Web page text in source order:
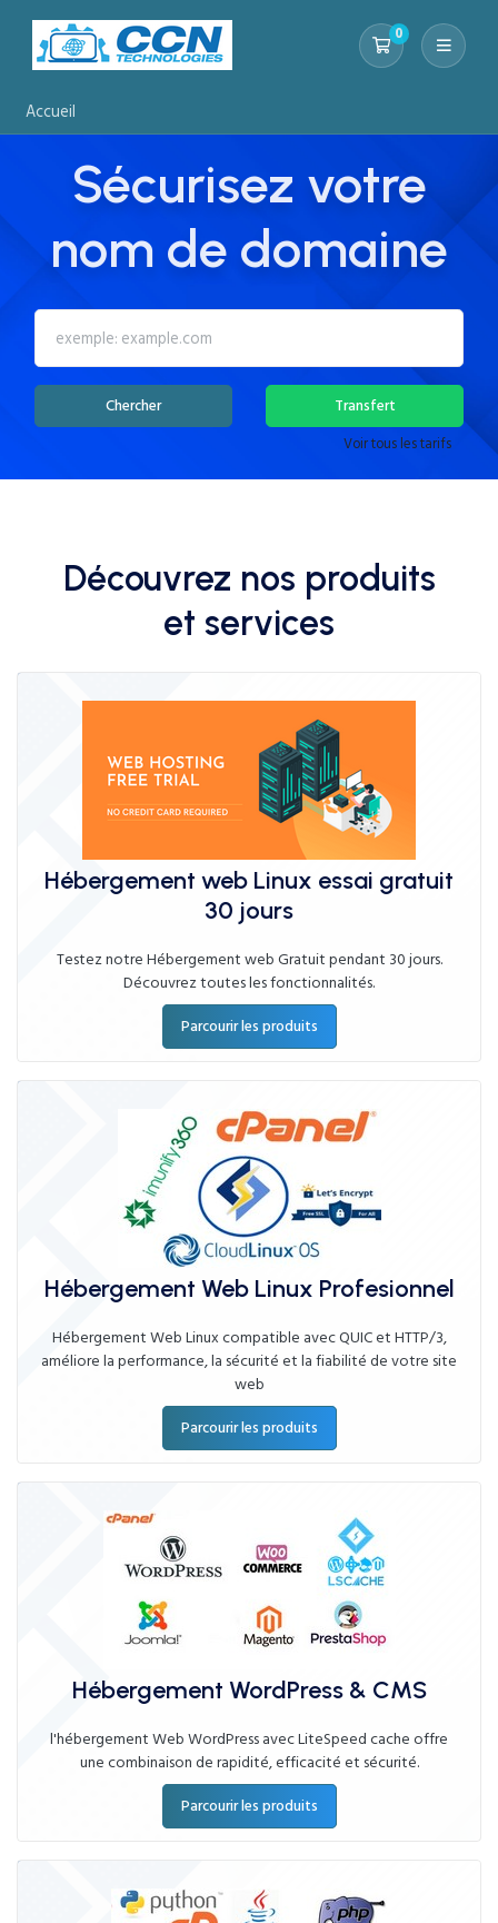
0
Votre panier
Accueil
Sécurisez votre
nom de domaine
Chercher Transfert
Voir tous les tarifs
Découvrez nos produits
et services
Hébergement web Linux essai gratuit
30 jours
Testez notre Hébergement web Gratuit pendant 30 jours.
Découvrez toutes les fonctionnalités.
Parcourir les produits
Hébergement Web Linux Profesionnel
Hébergement Web Linux compatible avec QUIC et HTTP/3,
améliore la performance, la sécurité et la fiabilité de votre site
web
Parcourir les produits
Hébergement WordPress & CMS
l'hébergement Web WordPress avec LiteSpeed cache offre
une combinaison de rapidité, efficacité et sécurité.
Parcourir les produits